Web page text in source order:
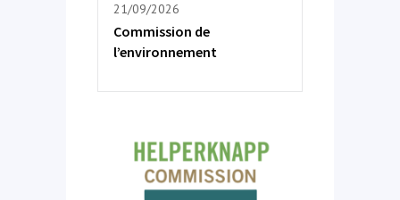
21/09/2026
Commission de
l’environnement